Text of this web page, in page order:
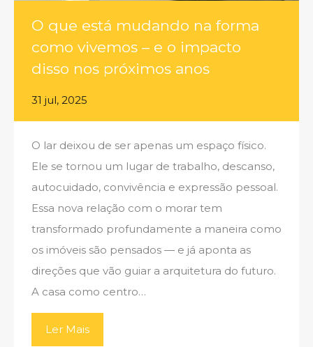
O que está mudando na forma
como vivemos – e o impacto
disso nos próximos anos
31 jul, 2025
O lar deixou de ser apenas um espaço físico.
Ele se tornou um lugar de trabalho, descanso,
autocuidado, convivência e expressão pessoal.
Essa nova relação com o morar tem
transformado profundamente a maneira como
os imóveis são pensados — e já aponta as
direções que vão guiar a arquitetura do futuro.
A casa como centro…
Ler Mais